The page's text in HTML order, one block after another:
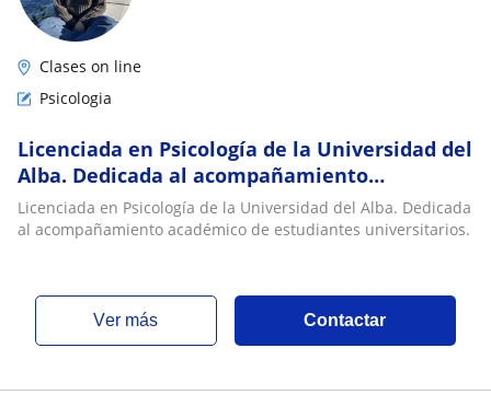
Clases on line
Psicologia
Licenciada en Psicología de la Universidad del
Alba. Dedicada al acompañamiento
académico de estudiantes universitarios
Licenciada en Psicología de la Universidad del Alba. Dedicada
al acompañamiento académico de estudiantes universitarios.
ver más Contactar